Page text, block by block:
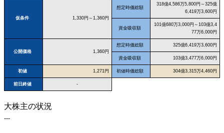
仮条件 1,330円～1,360円
想定時価総額
318億4,586万5,800円～325億
6,419万3,600円
資金吸収額
101億680万3,000円～103億3,4
77万6,000円
公開価格 1,360円
想定時価総額 325億6,419万3,600円
資金吸収額 103億3,477万6,000円
初値 1,271円 初値時価総額 304億3,315万4,460円
前日終値 -
大株主の状況
---